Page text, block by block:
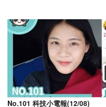
No.101 科技小電報(12/08)